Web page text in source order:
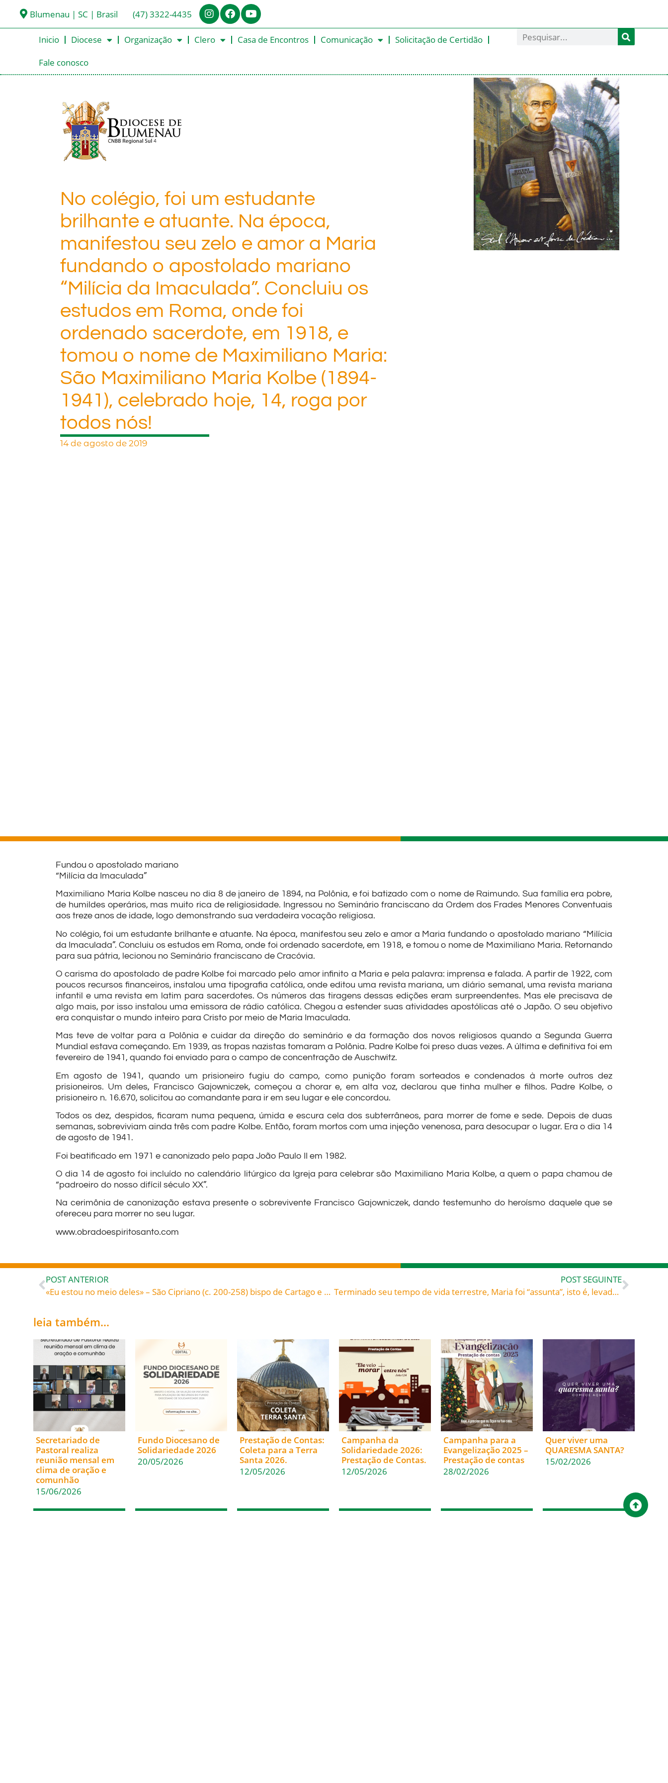
Blumenau | SC | Brasil (47) 3322-4435
Inicio Diocese Organização Clero Casa de Encontros Comunicação
Solicitação de Certidão
Fale conosco
No colégio, foi um estudante
brilhante e atuante. Na época,
manifestou seu zelo e amor a Maria
fundando o apostolado mariano
“Milícia da Imaculada”. Concluiu os
estudos em Roma, onde foi
ordenado sacerdote, em 1918, e
tomou o nome de Maximiliano Maria:
São Maximiliano Maria Kolbe (1894-
1941), celebrado hoje, 14, roga por
todos nós!
14 de agosto de 2019
Fundou o apostolado mariano
“Milícia da Imaculada”
Maximiliano Maria Kolbe nasceu no dia 8 de janeiro de 1894, na Polônia, e foi batizado com o nome de Raimundo. Sua família era pobre,
de humildes operários, mas muito rica de religiosidade. Ingressou no Seminário franciscano da Ordem dos Frades Menores Conventuais
aos treze anos de idade, logo demonstrando sua verdadeira vocação religiosa.
No colégio, foi um estudante brilhante e atuante. Na época, manifestou seu zelo e amor a Maria fundando o apostolado mariano “Milícia
da Imaculada”. Concluiu os estudos em Roma, onde foi ordenado sacerdote, em 1918, e tomou o nome de Maximiliano Maria. Retornando
para sua pátria, lecionou no Seminário franciscano de Cracóvia.
O carisma do apostolado de padre Kolbe foi marcado pelo amor infinito a Maria e pela palavra: imprensa e falada. A partir de 1922, com
poucos recursos financeiros, instalou uma tipografia católica, onde editou uma revista mariana, um diário semanal, uma revista mariana
infantil e uma revista em latim para sacerdotes. Os números das tiragens dessas edições eram surpreendentes. Mas ele precisava de
algo mais, por isso instalou uma emissora de rádio católica. Chegou a estender suas atividades apostólicas até o Japão. O seu objetivo
era conquistar o mundo inteiro para Cristo por meio de Maria Imaculada.
Mas teve de voltar para a Polônia e cuidar da direção do seminário e da formação dos novos religiosos quando a Segunda Guerra
Mundial estava começando. Em 1939, as tropas nazistas tomaram a Polônia. Padre Kolbe foi preso duas vezes. A última e definitiva foi em
fevereiro de 1941, quando foi enviado para o campo de concentração de Auschwitz.
Em agosto de 1941, quando um prisioneiro fugiu do campo, como punição foram sorteados e condenados à morte outros dez
prisioneiros. Um deles, Francisco Gajowniczek, começou a chorar e, em alta voz, declarou que tinha mulher e filhos. Padre Kolbe, o
prisioneiro n. 16.670, solicitou ao comandante para ir em seu lugar e ele concordou.
Todos os dez, despidos, ficaram numa pequena, úmida e escura cela dos subterrâneos, para morrer de fome e sede. Depois de duas
semanas, sobreviviam ainda três com padre Kolbe. Então, foram mortos com uma injeção venenosa, para desocupar o lugar. Era o dia 14
de agosto de 1941.
Foi beatificado em 1971 e canonizado pelo papa João Paulo II em 1982.
O dia 14 de agosto foi incluído no calendário litúrgico da Igreja para celebrar são Maximiliano Maria Kolbe, a quem o papa chamou de
“padroeiro do nosso difícil século XX”.
Na cerimônia de canonização estava presente o sobrevivente Francisco Gajowniczek, dando testemunho do heroísmo daquele que se
ofereceu para morrer no seu lugar.
www.obradoespiritosanto.com
POST ANTERIOR
«Eu estou no meio deles» – São Cipriano (c. 200-258) bispo de Cartago e mártir Da Unidade da Igreja, 12
POST SEGUINTE
Terminado seu tempo de vida terrestre, Maria foi “assunta”, isto é, levada ao céu em corpo e alma. O que a tradição cristã diz é que Ela nem mesmo morreu, apenas “dormiu”. Narra também que foram os anjos Gabriel e Miguel que A levaram ao céu. Deus queria conservar a integridade do corpo daquela que gerou seu Filho: Assunção da Virgem Maria ao Céu, celebrada hoje, 15 de agosto – Rogue ela por todos nós
leia também...
Secretariado de
Pastoral realiza
reunião mensal em
clima de oração e
comunhão
15/06/2026
Fundo Diocesano de
Solidariedade 2026
20/05/2026
Prestação de Contas:
Coleta para a Terra
Santa 2026.
12/05/2026
Campanha da
Solidariedade 2026:
Prestação de Contas.
12/05/2026
Campanha para a
Evangelização 2025 –
Prestação de contas
28/02/2026
Quer viver uma
QUARESMA SANTA?
15/02/2026